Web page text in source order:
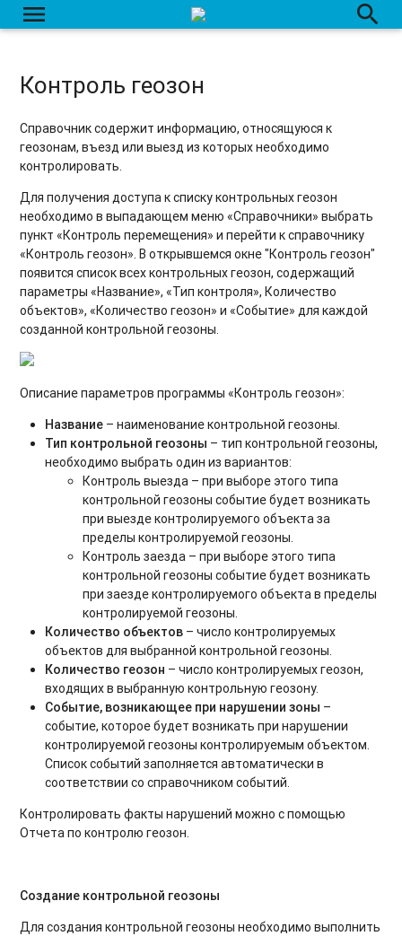
menu search
Контроль геозон
Справочник содержит информацию, относящуюся к
геозонам, въезд или выезд из которых необходимо
контролировать.
Для получения доступа к списку контрольных геозон
необходимо в выпадающем меню «Справочники» выбрать
пункт «Контроль перемещения» и перейти к справочнику
«Контроль геозон». В открывшемся окне "Контроль геозон"
появится список всех контрольных геозон, содержащий
параметры «Название», «Тип контроля», Количество
объектов», «Количество геозон» и «Событие» для каждой
созданной контрольной геозоны.
Описание параметров программы «Контроль геозон»:
Название – наименование контрольной геозоны.
Тип контрольной геозоны – тип контрольной геозоны,
необходимо выбрать один из вариантов:
Контроль выезда – при выборе этого типа
контрольной геозоны событие будет возникать
при выезде контролируемого объекта за
пределы контролируемой геозоны.
Контроль заезда – при выборе этого типа
контрольной геозоны событие будет возникать
при заезде контролируемого объекта в пределы
контролируемой геозоны.
Количество объектов – число контролируемых
объектов для выбранной контрольной геозоны.
Количество геозон – число контролируемых геозон,
входящих в выбранную контрольную геозону.
Событие, возникающее при нарушении зоны –
событие, которое будет возникать при нарушении
контролируемой геозоны контролируемым объектом.
Список событий заполняется автоматически в
соответствии со справочником событий.
Контролировать факты нарушений можно с помощью
Отчета по контролю геозон.
Создание контрольной геозоны
Для создания контрольной геозоны необходимо выполнить